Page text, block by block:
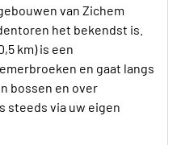
van Zichem
het bekendst is.
km) is een
en gaat langs
bossen en over
steeds via uw eigen